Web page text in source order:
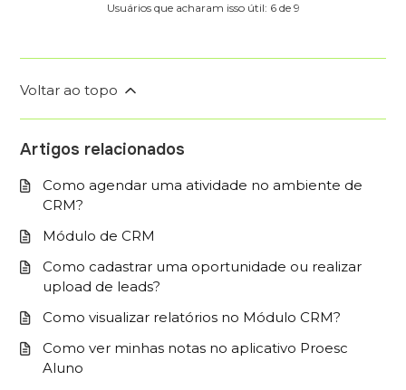
Usuários que acharam isso útil: 6 de 9
Voltar ao topo
Artigos relacionados
Como agendar uma atividade no ambiente de
CRM?
Módulo de CRM
Como cadastrar uma oportunidade ou realizar
upload de leads?
Como visualizar relatórios no Módulo CRM?
Como ver minhas notas no aplicativo Proesc
Aluno